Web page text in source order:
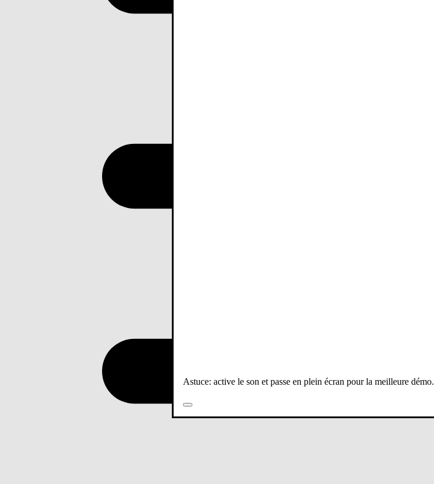
Astuce: active le son et passe en plein écran pour la meilleure démo.